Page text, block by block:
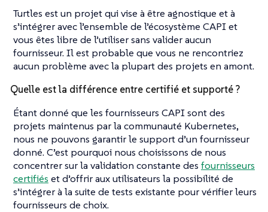
Turtles est un projet qui vise à être agnostique et à
s’intégrer avec l’ensemble de l’écosystème CAPI et
vous êtes libre de l’utiliser sans valider aucun
fournisseur. Il est probable que vous ne rencontriez
aucun problème avec la plupart des projets en amont.
Quelle est la différence entre certifié et supporté ?
Étant donné que les fournisseurs CAPI sont des
projets maintenus par la communauté Kubernetes,
nous ne pouvons garantir le support d’un fournisseur
donné. C’est pourquoi nous choisissons de nous
concentrer sur la validation constante des fournisseurs
certifiés et d’offrir aux utilisateurs la possibilité de
s’intégrer à la suite de tests existante pour vérifier leurs
fournisseurs de choix.